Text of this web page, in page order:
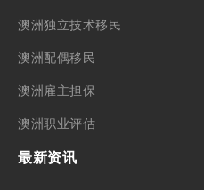
澳洲独立技术移民
澳洲配偶移民
澳洲雇主担保
澳洲职业评估
最新资讯